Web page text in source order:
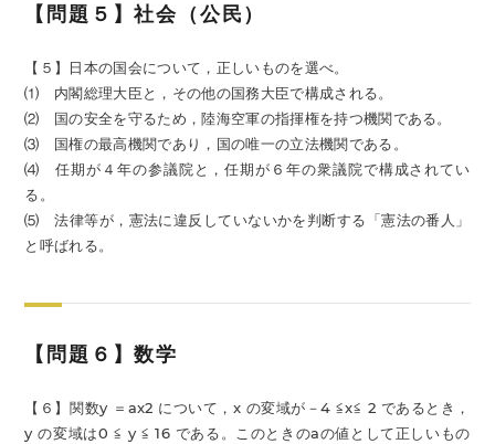
【問題５】社会（公民）
【５】日本の国会について，正しいものを選べ。
⑴ 内閣総理大臣と，その他の国務大臣で構成される。
⑵ 国の安全を守るため，陸海空軍の指揮権を持つ機関である。
⑶ 国権の最高機関であり，国の唯一の立法機関である。
⑷ 任期が４年の参議院と，任期が６年の衆議院で構成されてい
る。
⑸ 法律等が，憲法に違反していないかを判断する「憲法の番人」
と呼ばれる。
【問題６】数学
【６】関数y ＝ax2 について，x の変域が－4 ≦x≦ 2 であるとき，
y の変域は0 ≦ y ≦ 16 である。このときのaの値として正しいもの